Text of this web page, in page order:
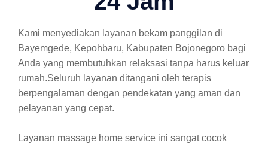
Kami menyediakan layanan bekam panggilan di
Bayemgede, Kepohbaru, Kabupaten Bojonegoro bagi
Anda yang membutuhkan relaksasi tanpa harus keluar
rumah.Seluruh layanan ditangani oleh terapis
berpengalaman dengan pendekatan yang aman dan
pelayanan yang cepat.
Layanan massage home service ini sangat cocok